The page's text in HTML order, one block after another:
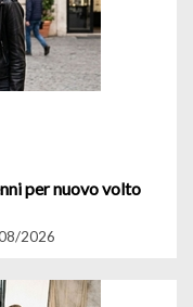
per nuovo volto
2026